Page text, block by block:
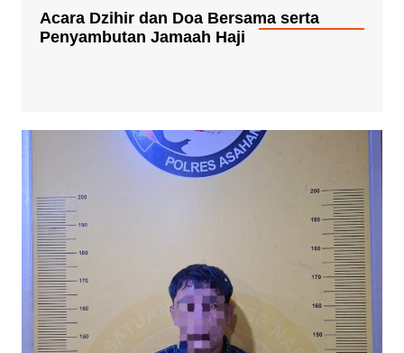
Acara Dzihir dan Doa Bersama serta
Penyambutan Jamaah Haji